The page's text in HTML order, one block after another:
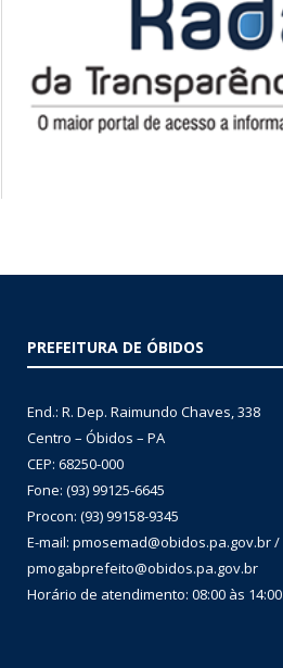
PREFEITURA DE ÓBIDOS
End.: R. Dep. Raimundo Chaves, 338
Centro – Óbidos – PA
CEP: 68250-000
Fone: (93) 99125-6645
Procon: (93) 99158-9345
E-mail: pmosemad@obidos.pa.gov.br /
pmogabprefeito@obidos.pa.gov.br
Horário de atendimento: 08:00 às 14:00